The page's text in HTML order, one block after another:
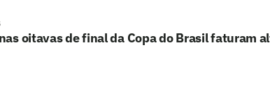
oitavas de final da Copa do Brasil faturam